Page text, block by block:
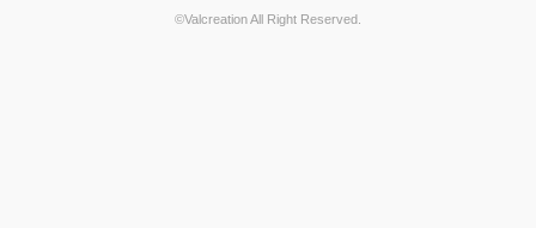
©Valcreation All Right Reserved.